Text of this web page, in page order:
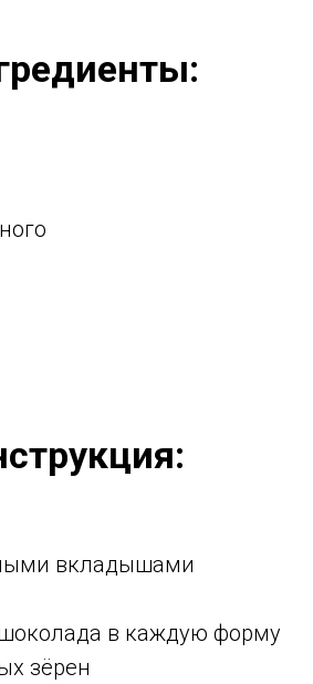
вкладышами
в каждую форму
зёрен